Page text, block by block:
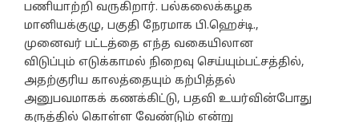
பணியாற்றி வருகிறார். பல்கலைக்கழக
மானியக்குழு, பகுதி நேரமாக பி.ஹெச்டி.,
முனைவர் பட்டத்தை எந்த வகையிலான
விடுப்பும் எடுக்காமல் நிறைவு செய்யும்பட்சத்தில்,
அதற்குரிய காலத்தையும் கற்பித்தல்
அனுபவமாகக் கணக்கிட்டு, பதவி உயர்வின்போது
கருத்தில் கொள்ள வேண்டும் என்று